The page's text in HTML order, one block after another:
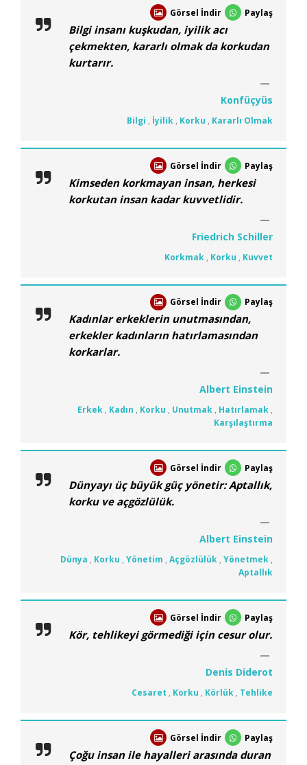
Görsel İndir Paylaş
Bilgi insanı kuşkudan, iyilik acı
çekmekten, kararlı olmak da korkudan
kurtarır.
Konfüçyüs
Bilgi , İyilik , Korku , Kararlı Olmak
Görsel İndir Paylaş
Kimseden korkmayan insan, herkesi
korkutan insan kadar kuvvetlidir.
Friedrich Schiller
Korkmak , Korku , Kuvvet
Görsel İndir Paylaş
Kadınlar erkeklerin unutmasından,
erkekler kadınların hatırlamasından
korkarlar.
Albert Einstein
Erkek , Kadın , Korku , Unutmak , Hatırlamak ,
Karşılaştırma
Görsel İndir Paylaş
Dünyayı üç büyük güç yönetir: Aptallık,
korku ve açgözlülük.
Albert Einstein
Dünya , Korku , Yönetim , Açgözlülük , Yönetmek ,
Aptallık
Görsel İndir Paylaş
Kör, tehlikeyi görmediği için cesur olur.
Denis Diderot
Cesaret , Korku , Körlük , Tehlike
Görsel İndir Paylaş
Çoğu insan ile hayalleri arasında duran